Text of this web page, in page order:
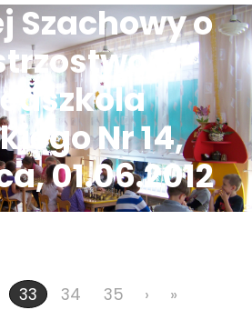
Szachowy o
Nr 14,
01.06.2012
33 34 35 › »